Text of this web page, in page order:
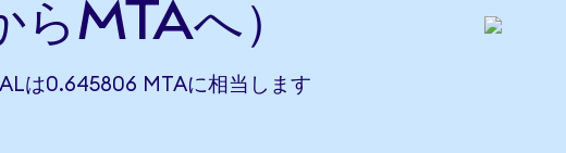
らMTAへ）
は0.645806 MTAに相当します